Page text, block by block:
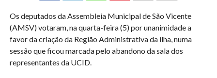
Os deputados da Assembleia Municipal de São Vicente
(AMSV) votaram, na quarta-feira (5) por unanimidade a
favor da criação da Região Administrativa da ilha, numa
sessão que ficou marcada pelo abandono da sala dos
representantes da UCID.